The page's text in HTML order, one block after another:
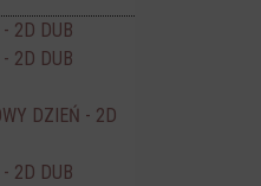
2D DUB
2D DUB
DZIEŃ - 2D
2D DUB